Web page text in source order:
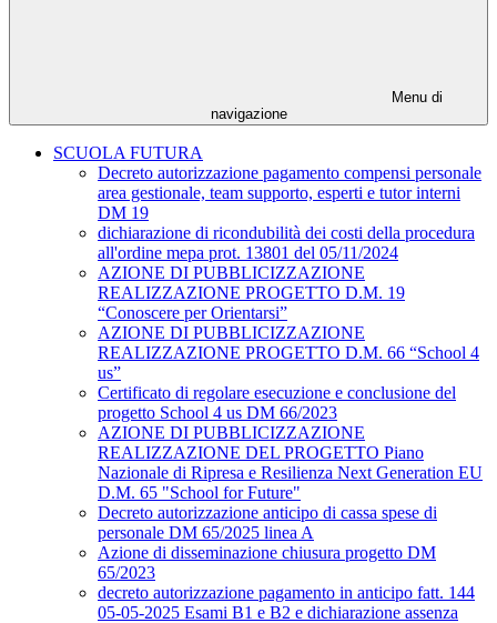
Menu di
navigazione
SCUOLA FUTURA
Decreto autorizzazione pagamento compensi personale
area gestionale, team supporto, esperti e tutor interni
DM 19
dichiarazione di ricondubilità dei costi della procedura
all'ordine mepa prot. 13801 del 05/11/2024
AZIONE DI PUBBLICIZZAZIONE
REALIZZAZIONE PROGETTO D.M. 19
“Conoscere per Orientarsi”
AZIONE DI PUBBLICIZZAZIONE
REALIZZAZIONE PROGETTO D.M. 66 “School 4
us”
Certificato di regolare esecuzione e conclusione del
progetto School 4 us DM 66/2023
AZIONE DI PUBBLICIZZAZIONE
REALIZZAZIONE DEL PROGETTO Piano
Nazionale di Ripresa e Resilienza Next Generation EU
D.M. 65 "School for Future"
Decreto autorizzazione anticipo di cassa spese di
personale DM 65/2025 linea A
Azione di disseminazione chiusura progetto DM
65/2023
decreto autorizzazione pagamento in anticipo fatt. 144
05-05-2025 Esami B1 e B2 e dichiarazione assenza